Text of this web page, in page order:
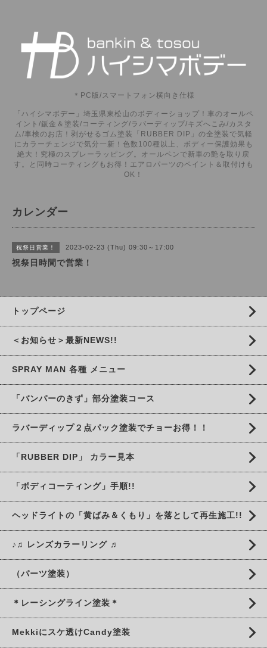
＊PC版/スマートフォン横向き仕様
「ハイシマボデー」埼玉県東松山のボディーショップ！車のオールペ
イント/鈑金＆塗装/コーティング/ラバーディップ/キズへこみ/カスタ
ム/車検のお店！剥がせるゴム塗装「RUBBER DIP」の全塗装で気軽
にカラーチェンジで気分一新！色数100種以上、ボディー保護効果も
絶大！究極のスプレーラッピング。オールペンで新車の艶を取り戻
す。と同時コーティングもお得！エアロパーツのペイント＆取付けも
OK！
カレンダー
祝祭日営業！ 2023-02-23 (Thu) 09:30～17:00
祝祭日時間で営業！
トップページ
＜お知らせ＞最新NEWS!!
SPRAY MAN 各種 メニュー
「バンパーのきず」部分塗装コース
ラバーディップ２点パック塗装でチョーお得！！
「RUBBER DIP」 カラー見本
「ボディコーティング」手順!!
ヘッドライトの「黄ばみ＆くもり」を落として再生施工!!
♪♫ レンズカラーリング ♬
（パーツ塗装）
＊レーシングライン塗装＊
Mekkiにスケ透けCandy塗装